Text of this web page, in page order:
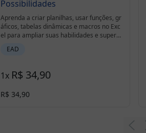
Possibilidades
Aprenda a criar planilhas, usar funções, gr
áficos, tabelas dinâmicas e macros no Exc
el para ampliar suas habilidades e supera
EAD
1x R$ 34,90
R$ 34,90